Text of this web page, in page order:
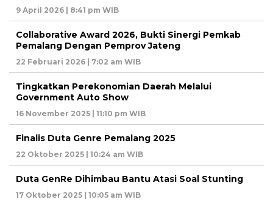
9 April 2026 | 8:41 pm WIB
Collaborative Award 2026, Bukti Sinergi Pemkab
Pemalang Dengan Pemprov Jateng
22 Februari 2026 | 7:02 am WIB
Tingkatkan Perekonomian Daerah Melalui
Government Auto Show
16 November 2025 | 11:10 pm WIB
Finalis Duta Genre Pemalang 2025
22 Oktober 2025 | 10:24 am WIB
Duta GenRe Dihimbau Bantu Atasi Soal Stunting
17 Oktober 2025 | 10:05 am WIB